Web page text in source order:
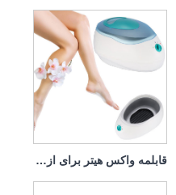
قابلمه واکس هیتر برای از بین بردن موهای زائد